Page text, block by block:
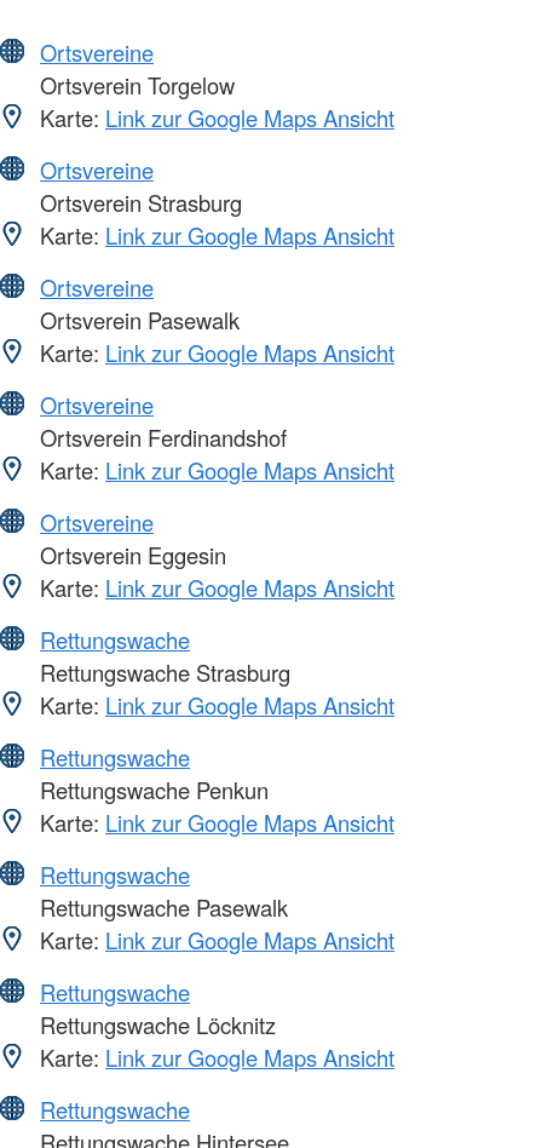
Ortsvereine
Ortsverein Torgelow
Karte: Link zur Google Maps Ansicht
Ortsvereine
Ortsverein Strasburg
Karte: Link zur Google Maps Ansicht
Ortsvereine
Ortsverein Pasewalk
Karte: Link zur Google Maps Ansicht
Ortsvereine
Ortsverein Ferdinandshof
Karte: Link zur Google Maps Ansicht
Ortsvereine
Ortsverein Eggesin
Karte: Link zur Google Maps Ansicht
Rettungswache
Rettungswache Strasburg
Karte: Link zur Google Maps Ansicht
Rettungswache
Rettungswache Penkun
Karte: Link zur Google Maps Ansicht
Rettungswache
Rettungswache Pasewalk
Karte: Link zur Google Maps Ansicht
Rettungswache
Rettungswache Löcknitz
Karte: Link zur Google Maps Ansicht
Rettungswache
Rettungswache Hintersee